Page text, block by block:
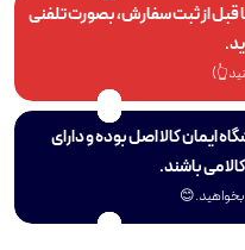
قبل از ثبت سفارش، بصورت تلفنی
ایمان کالا اصل بوده و دارای
می باشند.